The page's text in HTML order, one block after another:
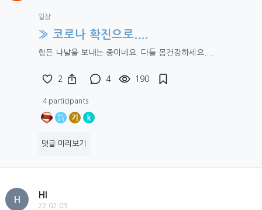
일상
» 코로나 확진으로....
힘든 나날을 보내는 중이네요. 다들 몸건강하세요....
2 4 190
4 participants
기 k
댓글 미리보기
H
HI
22.02.03